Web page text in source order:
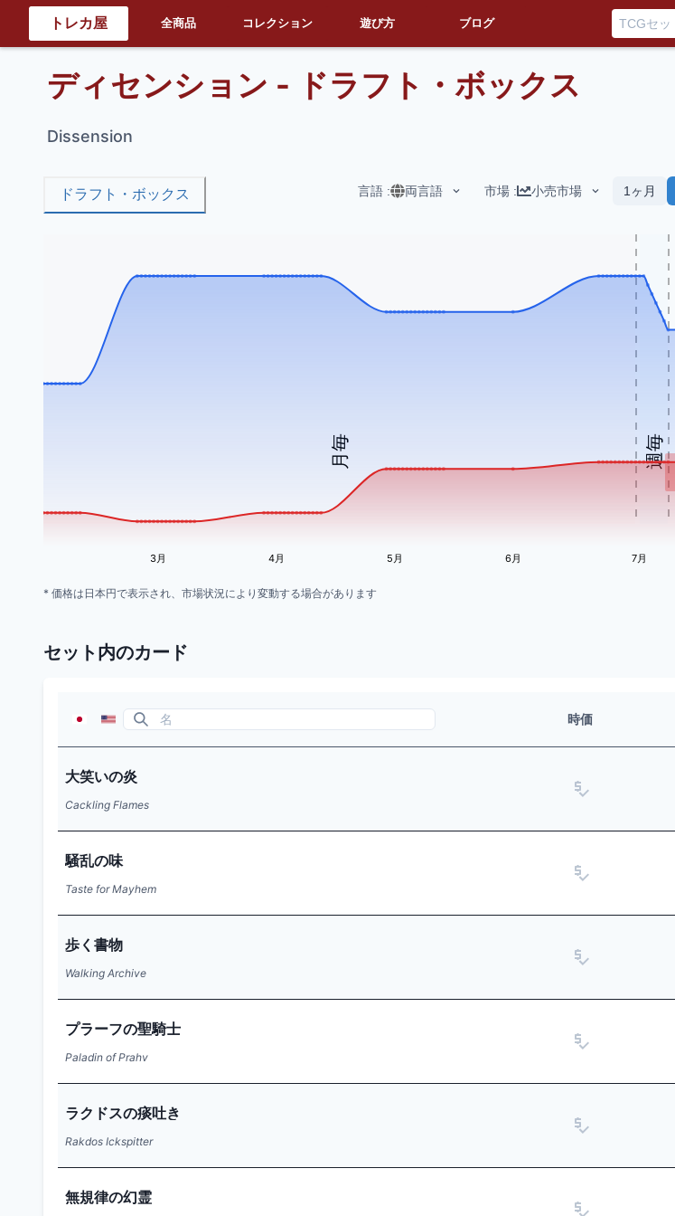
トレカ屋 全商品 コレクション 遊び方 ブログ
ディセンション - ドラフト・ボックス
Dissension
ドラフト・ボックス 言語 : 両言語 市場 : 小売市場 1ヶ月
月毎 週毎
3月 4月 5月 6月 7月
* 価格は日本円で表示され、市場状況により変動する場合があります
セット内のカード
時価
大笑いの炎
Cackling Flames
騒乱の味
Taste for Mayhem
歩く書物
Walking Archive
プラーフの聖騎士
Paladin of Prahv
ラクドスの痰吐き
Rakdos Ickspitter
無規律の幻霊